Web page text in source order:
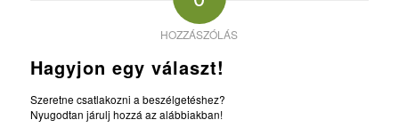
HOZZÁSZÓLÁS
Hagyjon egy választ!
Szeretne csatlakozni a beszélgetéshez?
Nyugodtan járulj hozzá az alábbiakban!